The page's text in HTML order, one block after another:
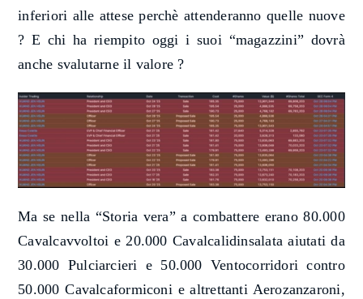
inferiori alle attese perchè attenderanno quelle nuove
? E chi ha riempito oggi i suoi “magazzini” dovrà
anche svalutarne il valore ?
Ma se nella “Storia vera” a combattere erano80.000
Cavalcavvoltoi e 20.000 Cavalcalidinsalata aiutati da
30.000 Pulciarcieri e 50.000 Ventocorridori contro
50.000 Cavalcaformiconie altrettanti Aerozanzaroni,